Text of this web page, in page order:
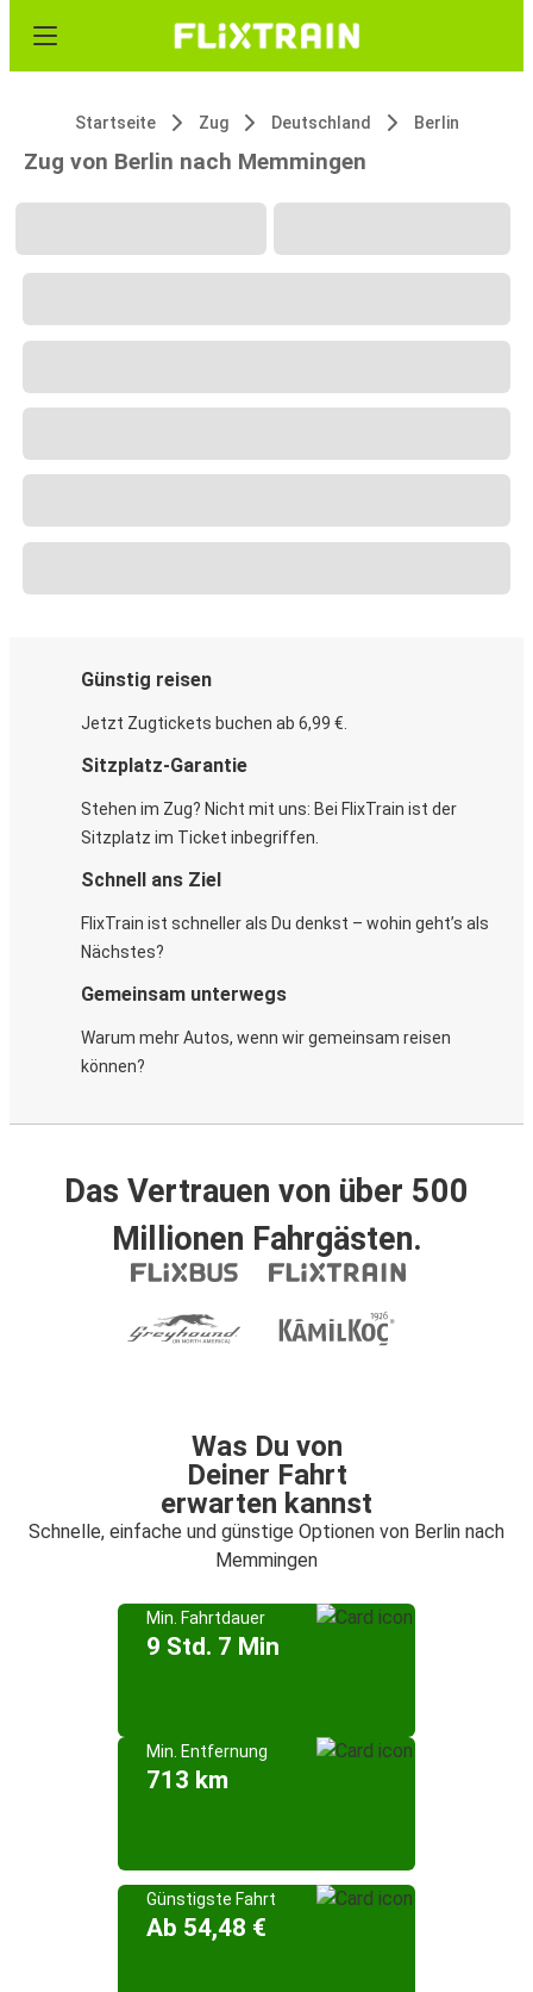
Startseite Zug Deutschland Berlin
Zug von Berlin nach Memmingen
Günstig reisen
Jetzt Zugtickets buchen ab 6,99 €.
Sitzplatz-Garantie
Stehen im Zug? Nicht mit uns: Bei FlixTrain ist der
Sitzplatz im Ticket inbegriffen.
Schnell ans Ziel
FlixTrain ist schneller als Du denkst – wohin geht’s als
Nächstes?
Gemeinsam unterwegs
Warum mehr Autos, wenn wir gemeinsam reisen
können?
Das Vertrauen von über 500
Millionen Fahrgästen.
Was Du von
Deiner Fahrt
erwarten kannst
Schnelle, einfache und günstige Optionen von Berlin nach
Memmingen
Min. Fahrtdauer
9 Std. 7 Min
Min. Entfernung
713 km
Günstigste Fahrt
Ab 54,48 €